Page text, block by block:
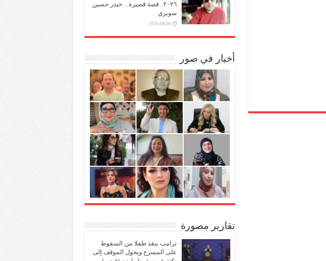
٢٠٢٦.. قصة قصيرة…حيدر حسين
سويري
2026-08-06
أخبار في صور
تقارير مصورة
ترامب ينقذ طفلا من السقوط
على المسرح ويحول الموقف إلى